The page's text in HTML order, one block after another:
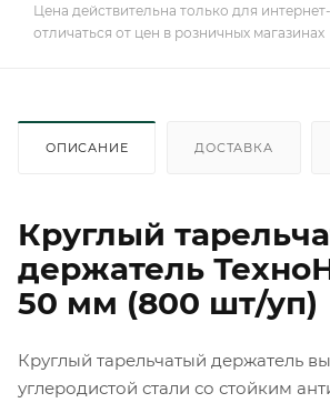
Цена действительна только для
отличаться от цен в розничных магазинах
ОПИСАНИЕ ДОСТАВКА
Круглый
держатель
50 мм (800 шт/уп)
Круглый тарельчатый держатель
углеродистой стали со стойким